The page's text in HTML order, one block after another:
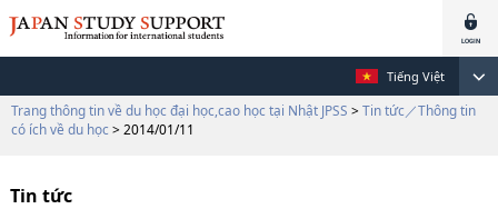
Tiếng Việt
Trang thông tin về du học đại học,cao học tại Nhật JPSS > Tin tức／Thông tin
có ích về du học > 2014/01/11
Tin tức